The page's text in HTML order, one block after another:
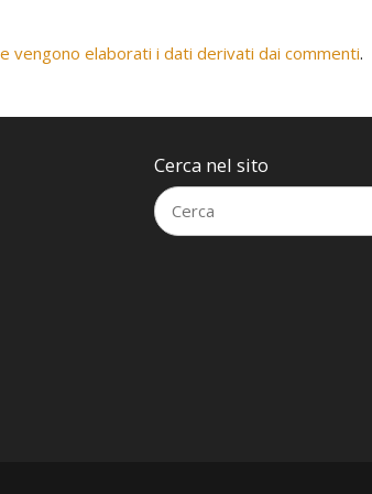
vengono elaborati i dati derivati dai commenti.
Cerca nel sito